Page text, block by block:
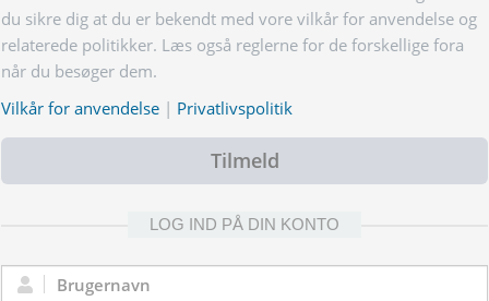
du sikre dig at du er bekendt med vore vilkår for anvendelse og
relaterede politikker. Læs også reglerne for de forskellige fora
når du besøger dem.
Vilkår for anvendelse | Privatlivspolitik
Tilmeld
LOG IND PÅ DIN KONTO
Brugernavn: